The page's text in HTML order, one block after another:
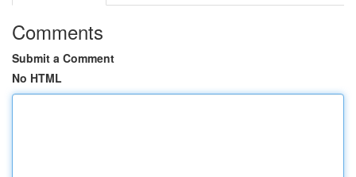
Comments
Submit a Comment
No HTML